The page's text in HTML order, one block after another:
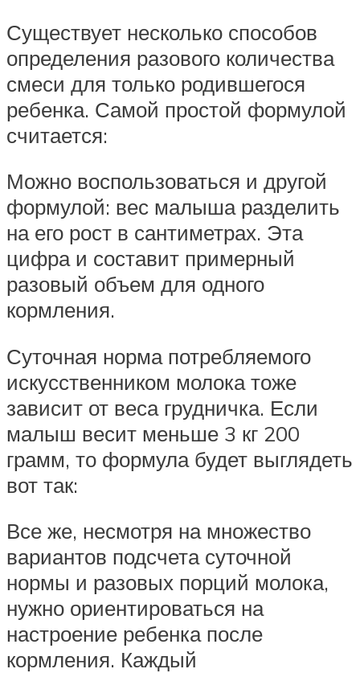
Существует несколько способов
определения разового количества
смеси для только родившегося
ребенка. Самой простой формулой
считается:
Можно воспользоваться и другой
формулой: вес малыша разделить
на его рост в сантиметрах. Эта
цифра и составит примерный
разовый объем для одного
кормления.
Суточная норма потребляемого
искусственником молока тоже
зависит от веса грудничка. Если
малыш весит меньше 3 кг 200
грамм, то формула будет выглядеть
вот так:
Все же, несмотря на множество
вариантов подсчета суточной
нормы и разовых порций молока,
нужно ориентироваться на
настроение ребенка после
кормления. Каждый